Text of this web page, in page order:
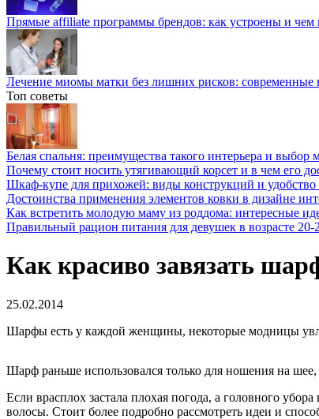
Прямые affiliate программы брендов: как устроены и чем
Лечение миомы матки без лишних рисков:
Топ советы
Белая спальня: преимущества такого интерьера и выбор
Почему стоит носить утягивающий корсет и в чем его
Шкаф-купе для прихожей: виды конструкций и удобство
Достоинства применения элементов ковки в дизайне
Как встретить молодую маму из роддома: интересные
Правильный рацион питания для девушек в возрасте 20-
Как красиво завязать
25.02.2014
Шарфы есть у каждой женщины, некоторые модницы
Шарф раньше использовался только для ношения на
Если врасплох застала плохая погода, а головного
волосы. Стоит более подробно рассмотреть идеи и